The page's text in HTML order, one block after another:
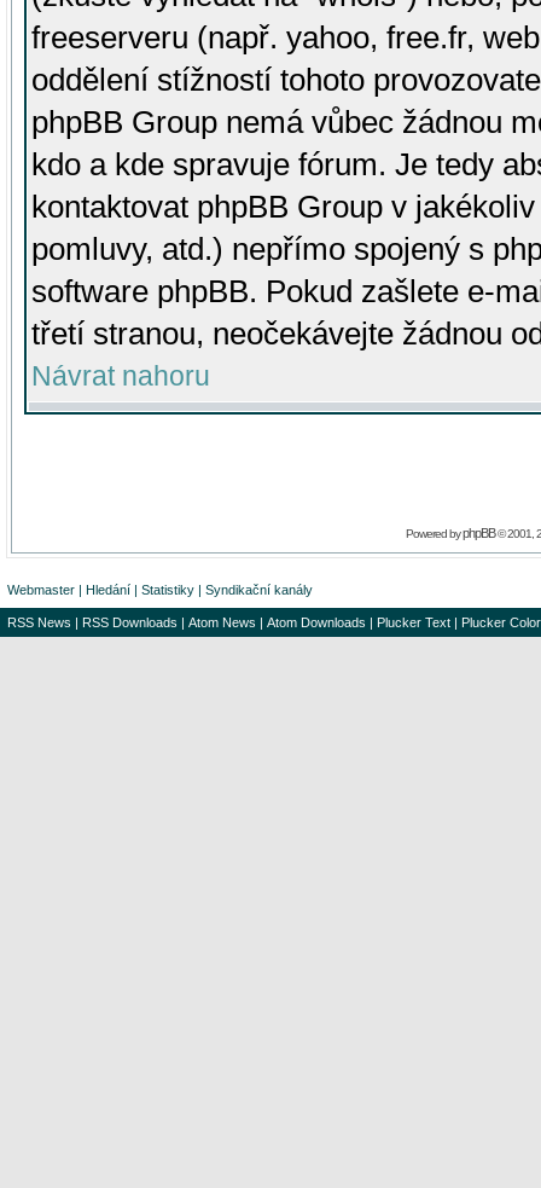
freeserveru (např. yahoo, free.fr,
oddělení stížností tohoto
phpBB Group nemá vůbec žádnou
kdo a kde spravuje fórum. Je tedy
kontaktovat phpBB Group v
pomluvy, atd.) nepřímo spojený s
software phpBB. Pokud zašlete e-
třetí stranou, neočekávejte žádnou
Návrat nahoru
Powered byphpBB© 2001,
Webmaster | Hledání | Statistiky | Syndikační kanály
RSS News | RSS Downloads | Atom News | Atom Downloads | Plucker Text | Plucker Color